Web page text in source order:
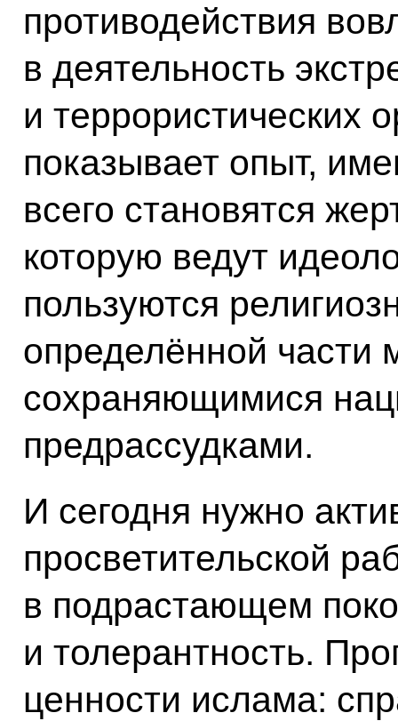
противодействия
в деятельность
и террористических
показывает опыт,
всего становятся
которую ведут
пользуются
определённой части
сохраняющимися
предрассудками.
И сегодня нужно
просветительской
в подрастающем
и толерантность.
ценности ислама: